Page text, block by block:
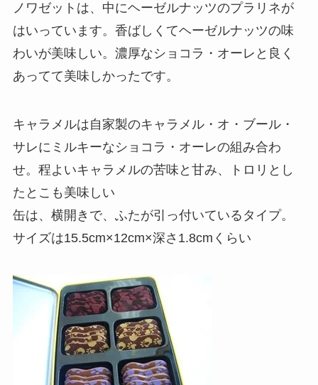
ノワゼットは、中にヘーゼルナッツのプラリネが
はいっています。香ばしくてヘーゼルナッツの味
わいが美味しい。濃厚なショコラ・オーレと良く
あってて美味しかったです。
キャラメルは自家製のキャラメル・オ・ブール・
サレにミルキーなショコラ・オーレの組み合わ
せ。程よいキャラメルの苦味と甘み、トロリとし
たとこも美味しい
缶は、横開きで、ふたが引っ付いているタイプ。
サイズは15.5cm×12cm×深さ1.8cmくらい